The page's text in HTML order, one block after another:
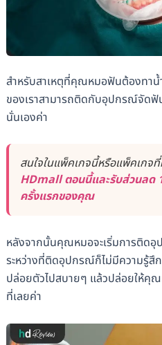
สำหรับสาเหตุที่คุณหมอฟันต้องทา
ของเราสามารถติดกับอุปกรณ์จัดฟั
นั่นเองค่า
สนใจในแพ็คเกจนี้หรือแพ็คเกจ
HDmall ตอนนี้และรับส่วนลด
ครั้งแรกของคุณ
หลังจากนั้นคุณหมอจะเริ่มการติด
ระหว่างที่ติดอุปกรณ์ก็ไม่มีความรู้สึก
ปล่อยตัวไปสบายๆ แล้วปล่อยให้คุ
ที่เลยค่า